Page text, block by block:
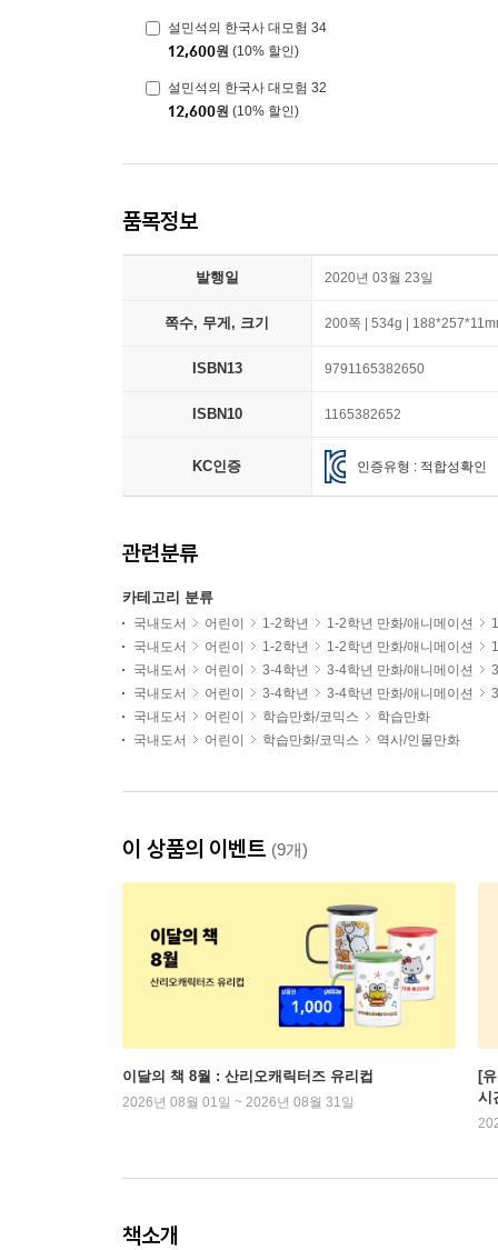
설민석의 한국사 대모험 34
12,600원 (10% 할인)
설민석의 한국사 대모험 32
12,600원 (10% 할인)
품목정보
발행일 2020년 03월 23일
쪽수, 무게, 크기 200쪽 | 534g |
ISBN13 9791165382650
ISBN10 1165382652
KC인증 인증유형 : 적합성확인
관련분류
카테고리 분류
국내도서 어린이 1-2학년 1-2학년 만화/애니메이션
국내도서
어린이 1-2학년 1-2학년 만화/애니메이션
국내도서
어린이 3-4학년 3-4학년 만화/애니메이션
국내도서
어린이 3-4학년 3-4학년 만화/애니메이션
국내도서
어린이 학습만화/코믹스
학습만화
국내도서
어린이 학습만화/코믹스 역사/인물만화
이 상품의 이벤트 (9개)
이달의 책 8월 : 산리오캐릭터즈 유리컵
2026년 08월 01일 ~ 2026년 08월 31일
[
시
책소개